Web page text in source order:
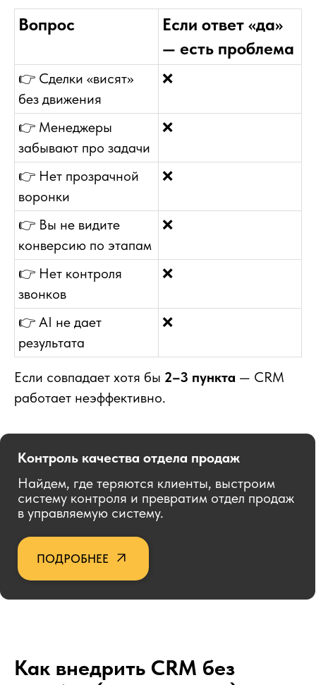
Вопрос
Если ответ «да»
— есть проблема
👉 Сделки «висят»
без движения
❌
👉 Менеджеры
забывают про задачи
❌
👉 Нет прозрачной
воронки
❌
👉 Вы не видите
конверсию по этапам
❌
👉 Нет контроля
звонков
❌
👉 AI не дает
результата
❌
Если совпадает хотя бы 2–3 пункта — CRM
работает неэффективно.
Как внедрить CRM без